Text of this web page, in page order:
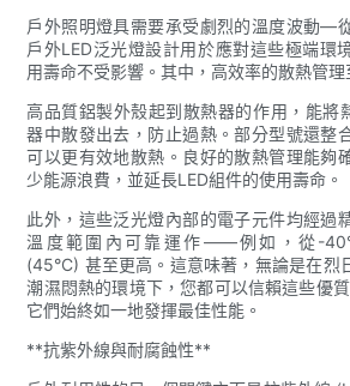
戶外照明燈具需要承受劇烈的溫度波動—
戶外LED泛光燈設計用於​​應對這些極端環
用壽命不受影響。其中，高效率的散熱管理
高品質鋁製外殼起到散熱器的作用，能將
器中散發出去，防止過熱。部分型號還整
可以更有效地散熱。良好的散熱管理能夠
少能源浪費，並延長LED組件的使用壽命。
此外，這些泛光燈內部的電子元件均經過
溫度範圍內可靠運作——例如，從-
(45°C) 甚至更高。這意味著，無論是在烈
潮濕悶熱的環境下，您都可以信賴這些優
它們始終如一地發揮最佳性能。
**抗紫外線與耐腐蝕性**